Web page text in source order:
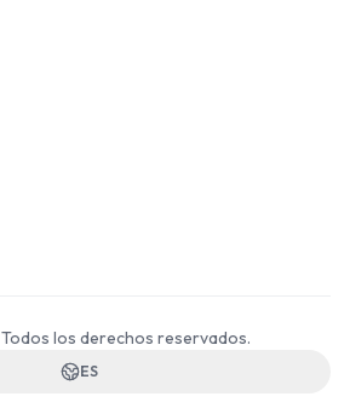
Todos los derechos reservados.
ES